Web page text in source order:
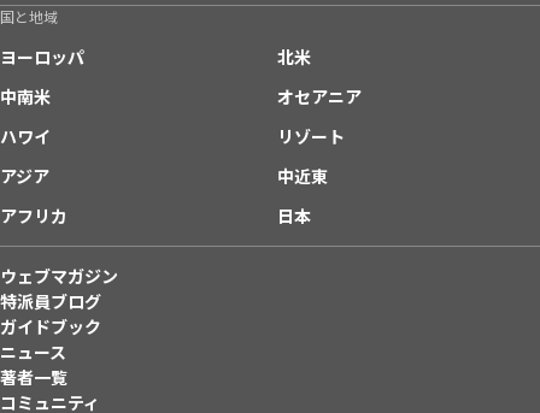
国と地域
ヨーロッパ
北米
中南米
オセアニア
ハワイ
リゾート
アジア
中近東
アフリカ
日本
ウェブマガジン
特派員ブログ
ガイドブック
ニュース
著者一覧
コミュニティ